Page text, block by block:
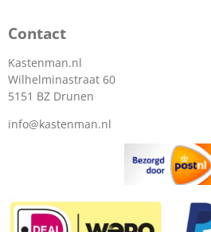
Contact
Kastenman.nl
Wilhelminastraat 60
5151 BZ Drunen
info@kastenman.nl